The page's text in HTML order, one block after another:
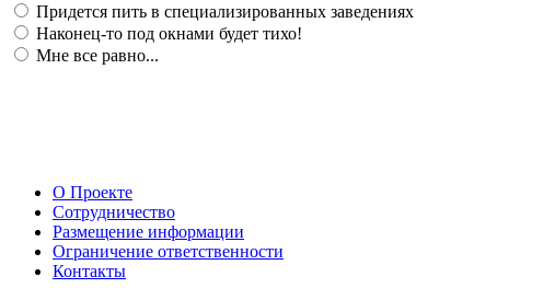
Придется пить в специализированных заведениях
Наконец-то под окнами будет тихо!
Мне все равно...
О Проекте
Сотрудничество
Размещение информации
Ограничение ответственности
Контакты